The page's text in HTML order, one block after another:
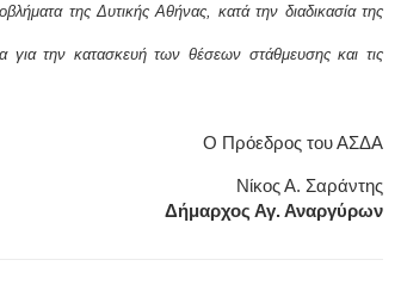
της Δυτικής Αθήνας, κατά την διαδικασία της
για την κατασκευή των θέσεων στάθμευσης και τις
Ο Πρόεδρος του ΑΣΔΑ
Νίκος Α. Σαράντης
Δήμαρχος Αγ. Αναργύρων